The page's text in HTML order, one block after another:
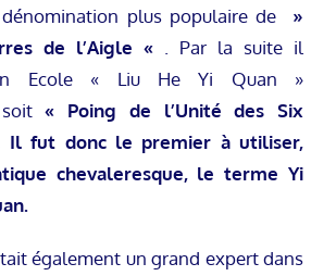
plus populaire de
»
de l’Aigle «
. Par la suite il
Ecole « Liu He Yi Quan »
soit« Poing de l’Unité des Six
Il fut donc le premier à utiliser,
chevaleresque, le terme Yi
également un grand expert dans